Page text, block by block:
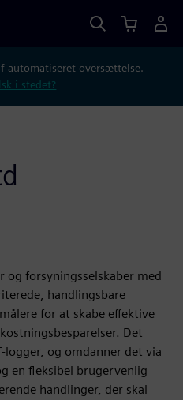
automatiseret oversættelse.
i stedet?
forsyningsselskaber med
handlingsbare
for at skabe effektive
Det
logger, og omdanner det via
en fleksibel brugervenlig
handlinger, der skal